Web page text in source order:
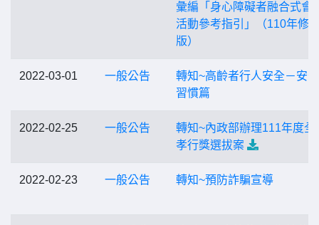
彙編「身心障礙者融合式會
活動參考指引」（110年修
版）
2022-03-01 一般公告
轉知~高齡者行人安全－安
習慣篇
2022-02-25 一般公告
轉知~內政部辦理111年度全
孝行獎選拔案
2022-02-23 一般公告 轉知~預防詐騙宣導